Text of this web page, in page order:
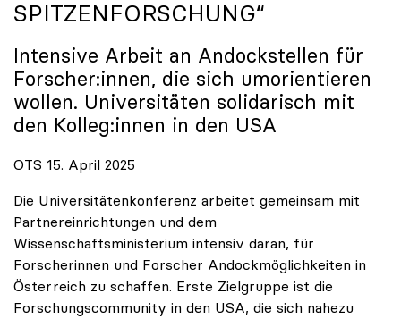
SPITZENFORSCHUNG“
Intensive Arbeit an Andockstellen für
Forscher:innen, die sich umorientieren
wollen. Universitäten solidarisch mit
den Kolleg:innen in den USA
OTS 15. April 2025
Die Universitätenkonferenz arbeitet gemeinsam mit
Partnereinrichtungen und dem
Wissenschaftsministerium intensiv daran, für
Forscherinnen und Forscher Andockmöglichkeiten in
Österreich zu schaffen. Erste Zielgruppe ist die
Forschungscommunity in den USA, die sich nahezu